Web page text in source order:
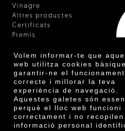
Volem informar-te que
web utilitza cookies
garantir-ne el funcionament
correcte i millorar la teva
experiència de navegació.
Aquestes galetes són
perquè el lloc web funcioni
correctament i no recopilen
informació personal
Vinagre
Altres productes
Certificats
Premis